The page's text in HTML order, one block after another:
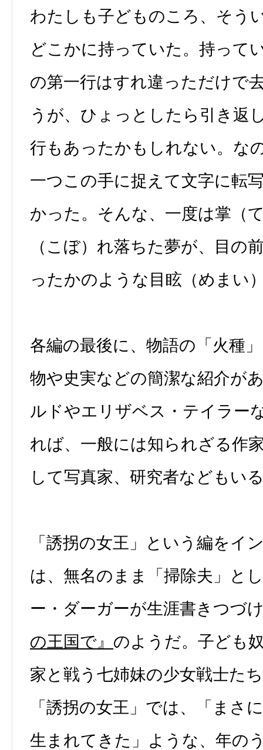
わたしも子どものころ、そう
どこかに持っていた。持って
の第一行はすれ違っただけで
うが、ひょっとしたら引き返
行もあったかもしれない。な
一つこの手に捉えて文字に転
かった。そんな、一度は掌（
（こぼ）れ落ちた夢が、目の
ったかのような目眩（めまい
各編の最後に、物語の「火種
物や史実などの簡潔な紹介が
ルドやエリザベス・テイラー
れば、一般には知られざる作
して写真家、研究者などもい
「誘拐の女王」という編をイ
は、無名のまま「掃除夫」と
ー・ダーガーが生涯書きつづ
の王国で』 のようだ。子ども
家と戦う七姉妹の少女戦士た
「誘拐の女王」では、「まさ
生まれてきた」ような、年の